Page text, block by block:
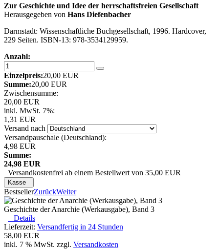
Zur Geschichte und Idee der herrschaftsfreien Gesellschaft
Herausgegeben von Hans Diefenbacher
Darmstadt: Wissenschaftliche Buchgesellschaft, 1996. Hardcover,
229 Seiten. ISBN-13: 978-3534129959.
Anzahl:
Einzelpreis:20,00 EUR
Summe:20,00 EUR
Zwischensumme:
20,00 EUR
inkl. MwSt. 7%:
1,31 EUR
Versand nach
Versandpauschale (Deutschland):
4,98 EUR
Summe:
24,98 EUR
Versandkostenfrei ab einem Bestellwert von 35,00 EUR
Kasse
BestsellerZurückWeiter
Geschichte der Anarchie (Werkausgabe), Band 3
Details
Lieferzeit: Versandfertig in 24 Stunden
58,00 EUR
inkl. 7 % MwSt. zzgl. Versandkosten